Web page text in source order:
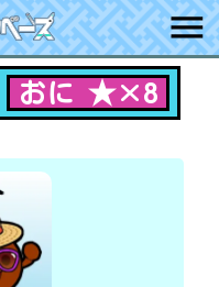
おに ★×8